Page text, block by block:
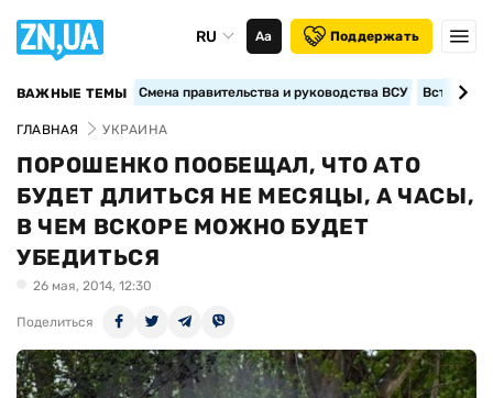
RU Аа Поддержать
ВАЖНЫЕ ТЕМЫ Смена правительства и руководства ВСУ
ГЛАВНАЯ УКРАИНА
ПОРОШЕНКО ПООБЕЩАЛ, ЧТО АТО
БУДЕТ ДЛИТЬСЯ НЕ МЕСЯЦЫ, А ЧАСЫ,
В ЧЕМ ВСКОРЕ МОЖНО БУДЕТ
УБЕДИТЬСЯ
26 мая, 2014, 12:30
Поделиться